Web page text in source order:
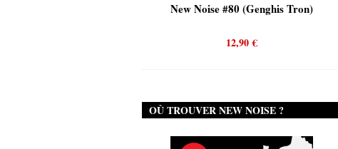
New Noise #80 (Genghis Tron)
12,90€
OÙ TROUVER NEW NOISE ?